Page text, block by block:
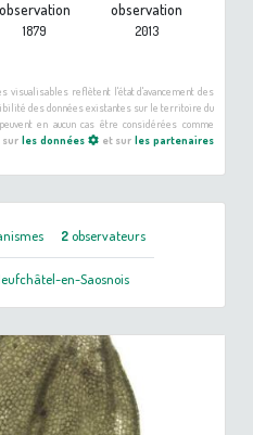
observation
1879
observation
2013
visualisables reflètent l'état d'avancement des
des données existantes sur le territoire du
en aucun cas être considérées comme
sur les données et surles partenaires
2observateurs
en-Saosnois